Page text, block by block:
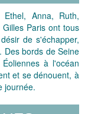
Anna, Ruth,
Paris ont tous
de s'échapper,
Des bords de Seine
à l'océan
et se dénouent, à
journée.